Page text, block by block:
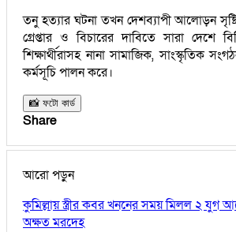
তনু হত্যার ঘটনা তখন দেশব্যাপী আলোড়ন
গ্রেপ্তার ও বিচারের দাবিতে সারা দেশে
শিক্ষার্থীরাসহ নানা সামাজিক, সাংস্কৃতিক
কর্মসূচি পালন করে।
📸 ফটো কার্ড
Share
আরো পড়ুন
কুমিল্লায় স্ত্রীর কবর খননের সময় মিলল ২ যুগ
অক্ষত মরদেহ